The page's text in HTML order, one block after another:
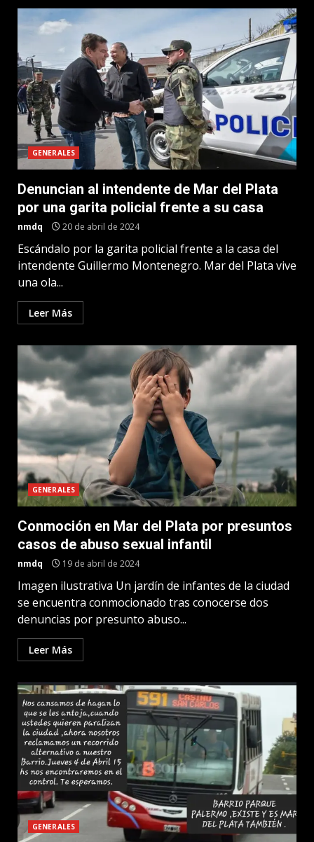
GENERALES
Denuncian al intendente de Mar del Plata
por una garita policial frente a su casa
nmdq 20 de abril de 2024
Escándalo por la garita policial frente a la casa del
intendente Guillermo Montenegro. Mar del Plata vive
una ola...
Leer Más
GENERALES
Conmoción en Mar del Plata por presuntos
casos de abuso sexual infantil
nmdq 19 de abril de 2024
Imagen ilustrativa Un jardín de infantes de la ciudad
se encuentra conmocionado tras conocerse dos
denuncias por presunto abuso...
Leer Más
GENERALES